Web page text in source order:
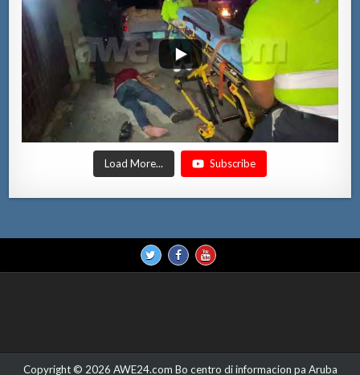
Load More... Subscribe
Copyright © 2026 AWE24.com Bo centro di informacion pa Aruba